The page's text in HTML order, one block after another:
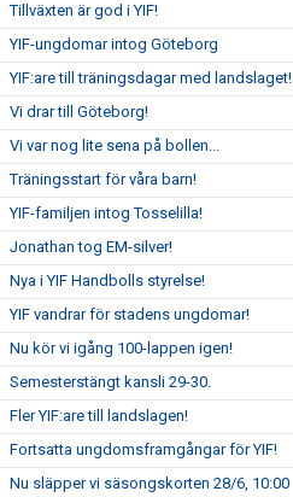
Tillväxten är god i YIF!
YIF-ungdomar intog Göteborg
YIF:are till träningsdagar med landslaget!
Vi drar till Göteborg!
Vi var nog lite sena på bollen...
Träningsstart för våra barn!
YIF-familjen intog Tosselilla!
Jonathan tog EM-silver!
Nya i YIF Handbolls styrelse!
YIF vandrar för stadens ungdomar!
Nu kör vi igång 100-lappen igen!
Semesterstängt kansli 29-30.
Fler YIF:are till landslagen!
Fortsatta ungdomsframgångar för YIF!
Nu släpper vi säsongskorten 28/6, 10:00